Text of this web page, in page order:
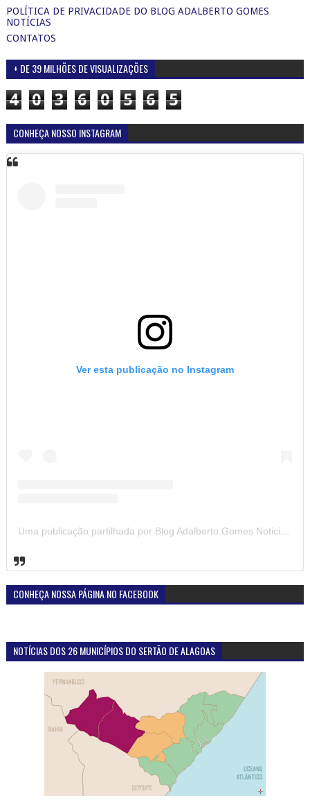
POLÍTICA DE PRIVACIDADE DO BLOG ADALBERTO GOMES
NOTÍCIAS
CONTATOS
+ DE 39 MILHÕES DE VISUALIZAÇÕES
4 0 3 6 0 5 6 5
CONHEÇA NOSSO INSTAGRAM
Ver esta publicação no Instagram
Uma publicação partilhada por Blog Adalberto Gomes Noticias (@blogadalbertogomesnoticiass)
CONHEÇA NOSSA PÁGINA NO FACEBOOK
NOTÍCIAS DOS 26 MUNICÍPIOS DO SERTÃO DE ALAGOAS